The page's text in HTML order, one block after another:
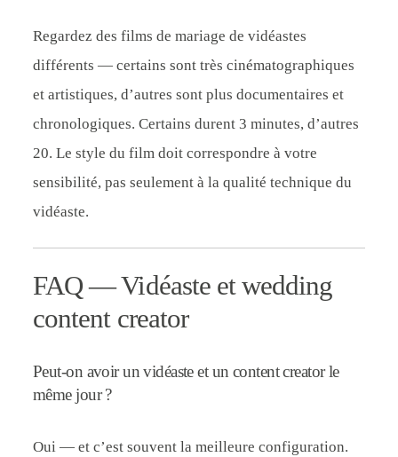
Regardez des films de mariage de vidéastes
différents — certains sont très cinématographiques
et artistiques, d’autres sont plus documentaires et
chronologiques. Certains durent 3 minutes, d’autres
20. Le style du film doit correspondre à votre
sensibilité, pas seulement à la qualité technique du
vidéaste.
FAQ — Vidéaste et wedding
content creator
Peut-on avoir un vidéaste et un content creator le
même jour ?
Oui — et c’est souvent la meilleure configuration.